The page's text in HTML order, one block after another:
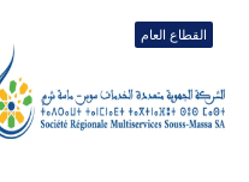
القطاع العام